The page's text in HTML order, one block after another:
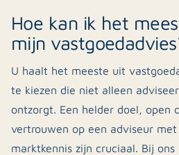
Hoe kan ik het
mijn
U haalt het meeste uit
te kiezen die niet alleen
ontzorgt. Een helder doel, open
vertrouwen op een adviseur
marktkennis zijn cruciaal. Bij